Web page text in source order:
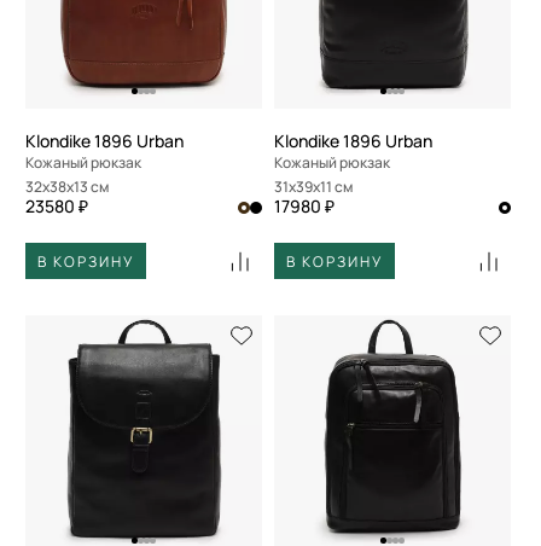
Klondike 1896 Urban
Кожаный рюкзак
32x38x13 см
23580 ₽
В КОРЗИНУ
Klondike 1896 Urban
Кожаный рюкзак
31x39x11 см
17980 ₽
В КОРЗИНУ